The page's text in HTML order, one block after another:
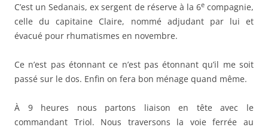
C’est un Sedanais, ex sergent de réserve à la 6ecompagnie,
celle du capitaine Claire, nommé adjudant par lui et
évacué pour rhumatismes en novembre.
Ce n’est pas étonnant ce n’est pas étonnant qu’il me soit
passé sur le dos. Enfin on fera bon ménage quand même.
À 9 heures nous partons liaison en tête avec le
commandant Triol. Nous traversons la voie ferrée au